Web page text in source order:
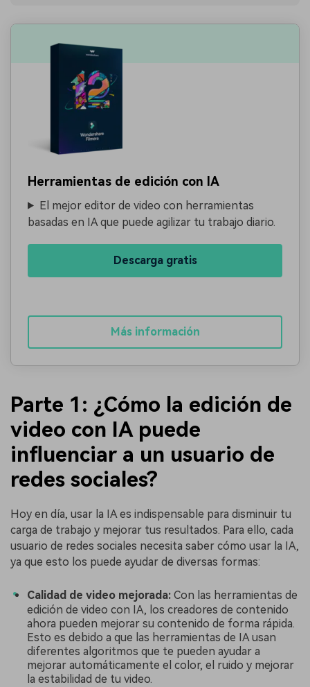
Herramientas de edición con IA
El mejor editor de video con herramientas
basadas en IA que puede agilizar tu trabajo diario.
Descarga gratis
Más información
󠀰Parte 1: ¿Cómo la edición de
video con IA puede
influenciar a un usuario de
redes sociales?
Hoy en día, usar la IA es indispensable para disminuir tu
carga de trabajo y mejorar tus resultados. Para ello, cada
usuario de redes sociales necesita saber cómo usar la IA,
ya que esto los puede ayudar de diversas formas:
Calidad de video mejorada: Con las herramientas de
edición de video con IA, los creadores de contenido
ahora pueden mejorar su contenido de forma rápida.
Esto es debido a que las herramientas de IA usan
diferentes algoritmos que te pueden ayudar a
mejorar automáticamente el color, el ruido y mejorar
la estabilidad de tu video.